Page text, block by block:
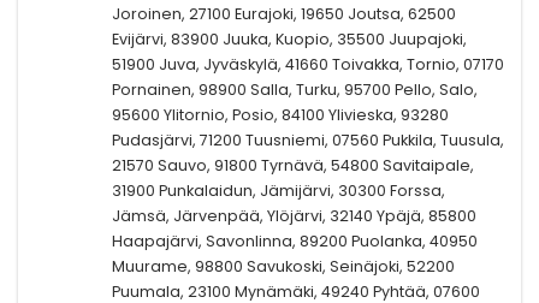
Joroinen, 27100 Eurajoki, 19650 Joutsa, 62500
Evijärvi, 83900 Juuka, Kuopio, 35500 Juupajoki,
51900 Juva, Jyväskylä, 41660 Toivakka, Tornio, 07170
Pornainen, 98900 Salla, Turku, 95700 Pello, Salo,
95600 Ylitornio, Posio, 84100 Ylivieska, 93280
Pudasjärvi, 71200 Tuusniemi, 07560 Pukkila, Tuusula,
21570 Sauvo, 91800 Tyrnävä, 54800 Savitaipale,
31900 Punkalaidun, Jämijärvi, 30300 Forssa,
Jämsä, Järvenpää, Ylöjärvi, 32140 Ypäjä, 85800
Haapajärvi, Savonlinna, 89200 Puolanka, 40950
Muurame, 98800 Savukoski, Seinäjoki, 52200
Puumala, 23100 Mynämäki, 49240 Pyhtää, 07600